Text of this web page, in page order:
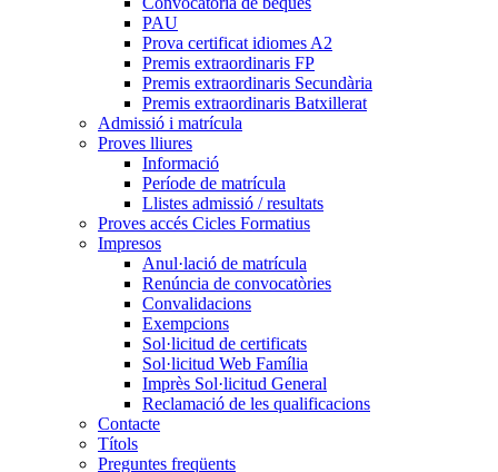
PAU
Prova certificat idiomes A2
Premis extraordinaris FP
Premis extraordinaris Secundària
Premis extraordinaris Batxillerat
Admissió i matrícula
Proves lliures
Informació
Període de matrícula
Llistes admissió / resultats
Proves accés Cicles Formatius
Impresos
Anul·lació de matrícula
Renúncia de convocatòries
Convalidacions
Exempcions
Sol·licitud de certificats
Sol·licitud Web Família
Imprès Sol·licitud General
Reclamació de les qualificacions
Contacte
Títols
Preguntes freqüents